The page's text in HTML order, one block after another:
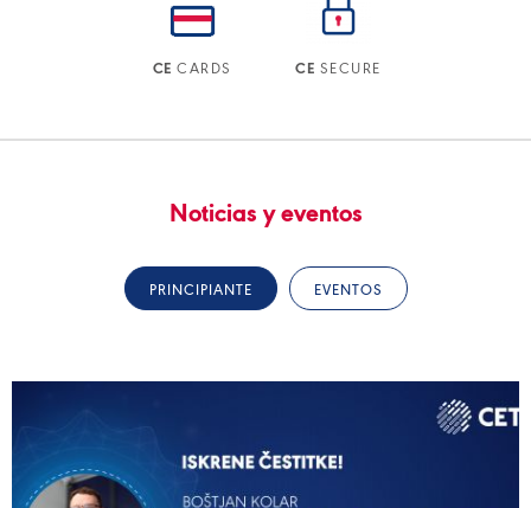
CE CARDS CE SECURE
Noticias y eventos
PRINCIPIANTE EVENTOS